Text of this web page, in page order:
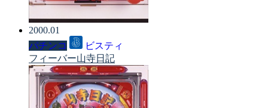
2000.01
パチンコ
ビスティ
フィーバー山寺日記